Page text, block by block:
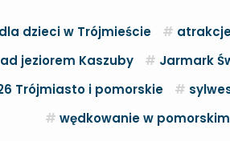
dzieci w Trójmieście
jeziorem Kaszuby Jarmark
Trójmiasto i pomorskie
wędkowanie w pomorskim